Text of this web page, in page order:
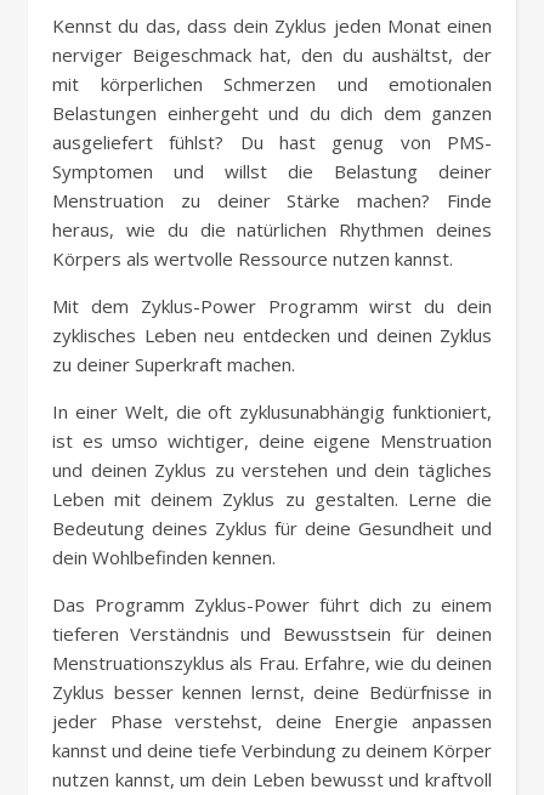
Kennst du das, dass dein Zyklus jeden Monat einen
nerviger Beigeschmack hat, den du aushältst, der
mit körperlichen Schmerzen und emotionalen
Belastungen einhergeht und du dich dem ganzen
ausgeliefert fühlst? Du hast genug von PMS-
Symptomen und willst die Belastung deiner
Menstruation zu deiner Stärke machen? Finde
heraus, wie du die natürlichen Rhythmen deines
Körpers als wertvolle Ressource nutzen kannst.
Mit dem Zyklus-Power Programm wirst du dein
zyklisches Leben neu entdecken und deinen Zyklus
zu deiner Superkraft machen.
In einer Welt, die oft zyklusunabhängig funktioniert,
ist es umso wichtiger, deine eigene Menstruation
und deinen Zyklus zu verstehen und dein tägliches
Leben mit deinem Zyklus zu gestalten. Lerne die
Bedeutung deines Zyklus für deine Gesundheit und
dein Wohlbefinden kennen.
Das Programm Zyklus-Power führt dich zu einem
tieferen Verständnis und Bewusstsein für deinen
Menstruationszyklus als Frau. Erfahre, wie du deinen
Zyklus besser kennen lernst, deine Bedürfnisse in
jeder Phase verstehst, deine Energie anpassen
kannst und deine tiefe Verbindung zu deinem Körper
nutzen kannst, um dein Leben bewusst und kraftvoll